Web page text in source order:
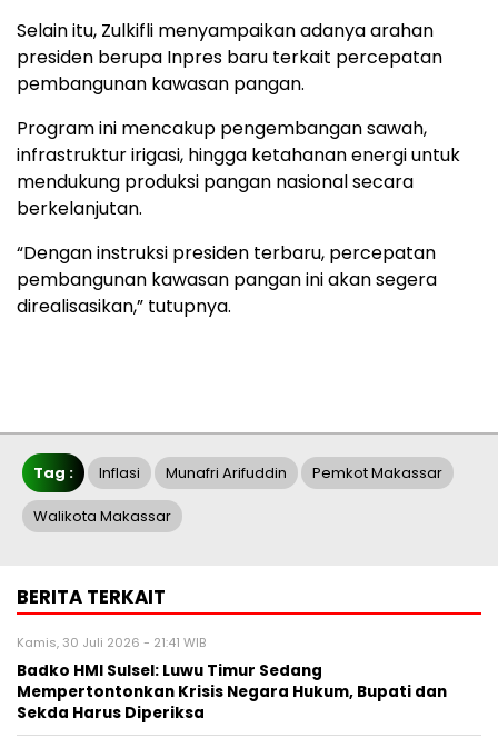
Selain itu, Zulkifli menyampaikan adanya arahan
presiden berupa Inpres baru terkait percepatan
pembangunan kawasan pangan.
Program ini mencakup pengembangan sawah,
infrastruktur irigasi, hingga ketahanan energi untuk
mendukung produksi pangan nasional secara
berkelanjutan.
“Dengan instruksi presiden terbaru, percepatan
pembangunan kawasan pangan ini akan segera
direalisasikan,” tutupnya.
Tag : Inflasi Munafri Arifuddin Pemkot Makassar
Walikota Makassar
BERITA TERKAIT
Kamis, 30 Juli 2026 - 21:41 WIB
Badko HMI Sulsel: Luwu Timur Sedang
Mempertontonkan Krisis Negara Hukum, Bupati dan
Sekda Harus Diperiksa